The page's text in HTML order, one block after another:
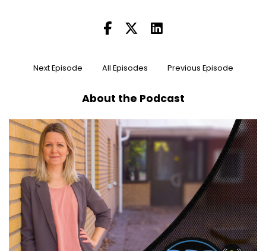
Next Episode All Episodes Previous Episode
About the Podcast